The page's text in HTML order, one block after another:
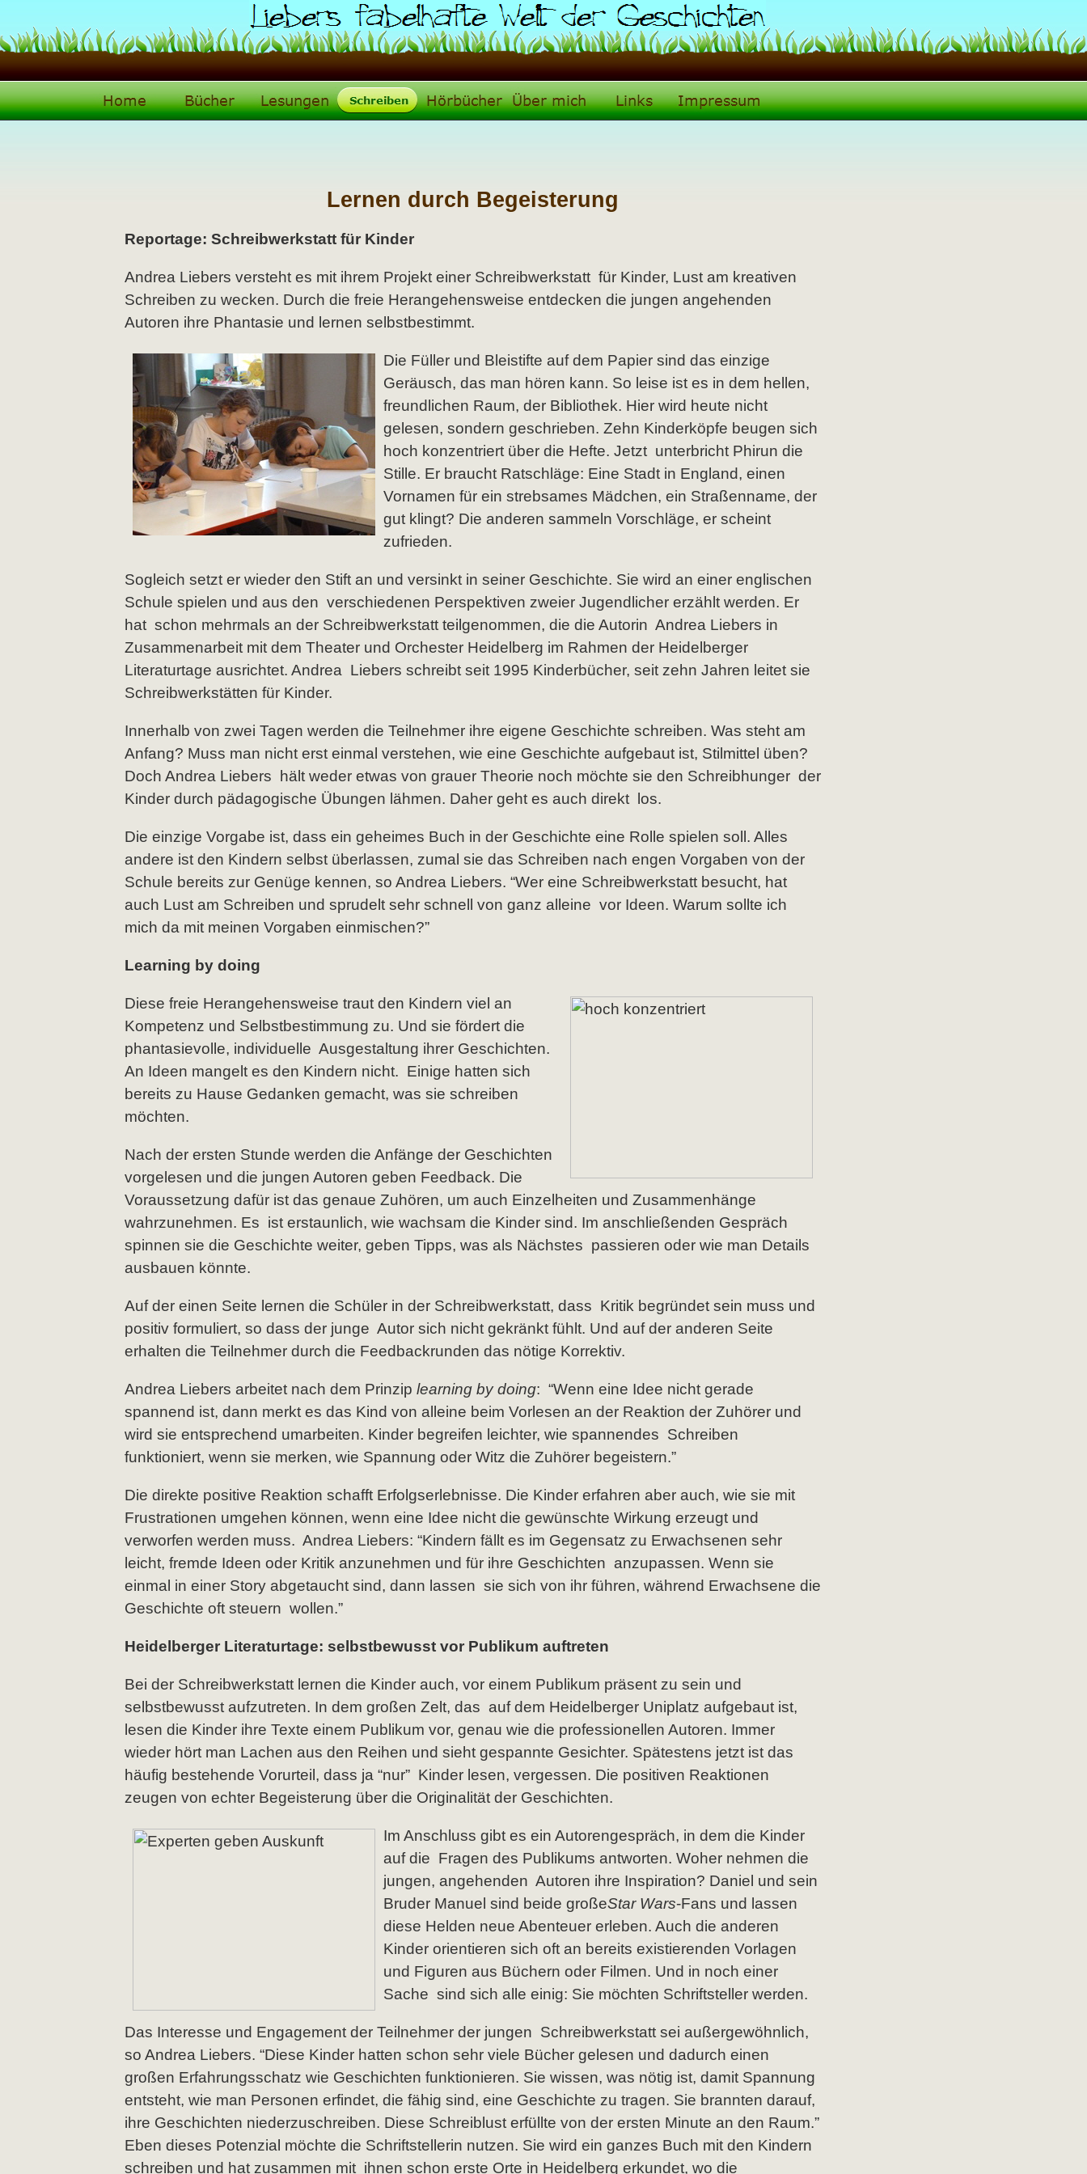
Lernen durch Begeisterung
Reportage: Schreibwerkstatt für Kinder
Andrea Liebers versteht es mit ihrem Projekt einer Schreibwerkstatt für Kinder, Lust am kreativen
Schreiben zu wecken. Durch die freie Herangehensweise entdecken die jungen angehenden
Autoren ihre Phantasie und lernen selbstbestimmt.
Die Füller und Bleistifte auf dem Papier sind das einzige
Geräusch, das man hören kann. So leise ist es in dem hellen,
freundlichen Raum, der Bibliothek. Hier wird heute nicht
gelesen, sondern geschrieben. Zehn Kinderköpfe beugen sich
hoch konzentriert über die Hefte. Jetzt unterbricht Phirun die
Stille. Er braucht Ratschläge: Eine Stadt in England, einen
Vornamen für ein strebsames Mädchen, ein Straßenname, der
gut klingt? Die anderen sammeln Vorschläge, er scheint
zufrieden.
Sogleich setzt er wieder den Stift an und versinkt in seiner Geschichte. Sie wird an einer englischen
Schule spielen und aus den verschiedenen Perspektiven zweier Jugendlicher erzählt werden. Er
hat schon mehrmals an der Schreibwerkstatt teilgenommen, die die Autorin Andrea Liebers in
Zusammenarbeit mit dem Theater und Orchester Heidelberg im Rahmen der Heidelberger
Literaturtage ausrichtet. Andrea Liebers schreibt seit 1995 Kinderbücher, seit zehn Jahren leitet sie
Schreibwerkstätten für Kinder.
Innerhalb von zwei Tagen werden die Teilnehmer ihre eigene Geschichte schreiben. Was steht am
Anfang? Muss man nicht erst einmal verstehen, wie eine Geschichte aufgebaut ist, Stilmittel üben?
Doch Andrea Liebers hält weder etwas von grauer Theorie noch möchte sie den Schreibhunger der
Kinder durch pädagogische Übungen lähmen. Daher geht es auch direkt los.
Die einzige Vorgabe ist, dass ein geheimes Buch in der Geschichte eine Rolle spielen soll. Alles
andere ist den Kindern selbst überlassen, zumal sie das Schreiben nach engen Vorgaben von der
Schule bereits zur Genüge kennen, so Andrea Liebers. “Wer eine Schreibwerkstatt besucht, hat
auch Lust am Schreiben und sprudelt sehr schnell von ganz alleine vor Ideen. Warum sollte ich
mich da mit meinen Vorgaben einmischen?”
Learning by doing
Diese freie Herangehensweise traut den Kindern viel an
Kompetenz und Selbstbestimmung zu. Und sie fördert die
phantasievolle, individuelle Ausgestaltung ihrer Geschichten.
An Ideen mangelt es den Kindern nicht. Einige hatten sich
bereits zu Hause Gedanken gemacht, was sie schreiben
möchten.
Nach der ersten Stunde werden die Anfänge der Geschichten
vorgelesen und die jungen Autoren geben Feedback. Die
Voraussetzung dafür ist das genaue Zuhören, um auch Einzelheiten und Zusammenhänge
wahrzunehmen. Es ist erstaunlich, wie wachsam die Kinder sind. Im anschließenden Gespräch
spinnen sie die Geschichte weiter, geben Tipps, was als Nächstes passieren oder wie man Details
ausbauen könnte.
Auf der einen Seite lernen die Schüler in der Schreibwerkstatt, dass Kritik begründet sein muss und
positiv formuliert, so dass der junge Autor sich nicht gekränkt fühlt. Und auf der anderen Seite
erhalten die Teilnehmer durch die Feedbackrunden das nötige Korrektiv.
Andrea Liebers arbeitet nach dem Prinzip learning by doing: “Wenn eine Idee nicht gerade
spannend ist, dann merkt es das Kind von alleine beim Vorlesen an der Reaktion der Zuhörer und
wird sie entsprechend umarbeiten. Kinder begreifen leichter, wie spannendes Schreiben
funktioniert, wenn sie merken, wie Spannung oder Witz die Zuhörer begeistern.”
Die direkte positive Reaktion schafft Erfolgserlebnisse. Die Kinder erfahren aber auch, wie sie mit
Frustrationen umgehen können, wenn eine Idee nicht die gewünschte Wirkung erzeugt und
verworfen werden muss. Andrea Liebers: “Kindern fällt es im Gegensatz zu Erwachsenen sehr
leicht, fremde Ideen oder Kritik anzunehmen und für ihre Geschichten anzupassen. Wenn sie
einmal in einer Story abgetaucht sind, dann lassen sie sich von ihr führen, während Erwachsene die
Geschichte oft steuern wollen.”
Heidelberger Literaturtage: selbstbewusst vor Publikum auftreten
Bei der Schreibwerkstatt lernen die Kinder auch, vor einem Publikum präsent zu sein und
selbstbewusst aufzutreten. In dem großen Zelt, das auf dem Heidelberger Uniplatz aufgebaut ist,
lesen die Kinder ihre Texte einem Publikum vor, genau wie die professionellen Autoren. Immer
wieder hört man Lachen aus den Reihen und sieht gespannte Gesichter. Spätestens jetzt ist das
häufig bestehende Vorurteil, dass ja “nur” Kinder lesen, vergessen. Die positiven Reaktionen
zeugen von echter Begeisterung über die Originalität der Geschichten.
Im Anschluss gibt es ein Autorengespräch, in dem die Kinder
auf die Fragen des Publikums antworten. Woher nehmen die
jungen, angehenden Autoren ihre Inspiration? Daniel und sein
Bruder Manuel sind beide großeStar Wars-Fans und lassen
diese Helden neue Abenteuer erleben. Auch die anderen
Kinder orientieren sich oft an bereits existierenden Vorlagen
und Figuren aus Büchern oder Filmen. Und in noch einer
Sache sind sich alle einig: Sie möchten Schriftsteller werden.
Das Interesse und Engagement der Teilnehmer der jungen Schreibwerkstatt sei außergewöhnlich,
so Andrea Liebers. “Diese Kinder hatten schon sehr viele Bücher gelesen und dadurch einen
großen Erfahrungsschatz wie Geschichten funktionieren. Sie wissen, was nötig ist, damit Spannung
entsteht, wie man Personen erfindet, die fähig sind, eine Geschichte zu tragen. Sie brannten darauf,
ihre Geschichten niederzuschreiben. Diese Schreiblust erfüllte von der ersten Minute an den Raum.”
Eben dieses Potenzial möchte die Schriftstellerin nutzen. Sie wird ein ganzes Buch mit den Kindern
schreiben und hat zusammen mit ihnen schon erste Orte in Heidelberg erkundet, wo die